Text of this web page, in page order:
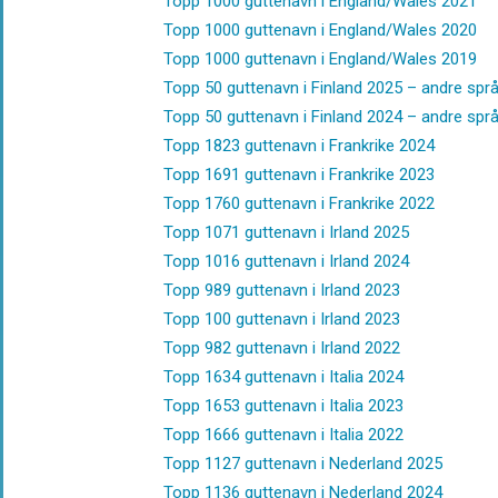
Topp 1000 guttenavn i England/Wales 2020
Topp 1000 guttenavn i England/Wales 2019
Topp 50 guttenavn i Finland 2025 – andre
Topp 50 guttenavn i Finland 2024 – andre
Topp 1823 guttenavn i Frankrike 2024
Topp 1691 guttenavn i Frankrike 2023
Topp 1760 guttenavn i Frankrike 2022
Topp 1071 guttenavn i Irland 2025
Topp 1016 guttenavn i Irland 2024
Topp 989 guttenavn i Irland 2023
Topp 100 guttenavn i Irland 2023
Topp 982 guttenavn i Irland 2022
Topp 1634 guttenavn i Italia 2024
Topp 1653 guttenavn i Italia 2023
Topp 1666 guttenavn i Italia 2022
Topp 1127 guttenavn i Nederland 2025
Topp 1136 guttenavn i Nederland 2024